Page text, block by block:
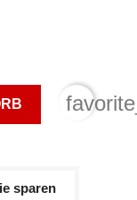
sparen